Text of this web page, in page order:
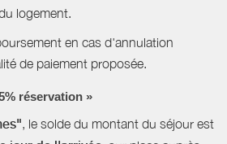
logement.
en cas d'annulation
de paiement proposée.
réservation »
, le solde du montant du séjour est